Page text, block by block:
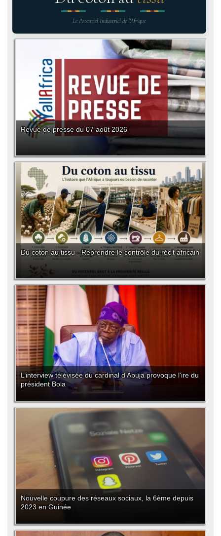
Le Potentiel Industriel de l'Afrique
Revue de presse du 07 août 2026
Du coton au tissu - Reprendre le contrôle du récit africain
L’interview télévisée du cardinal d'Abuja provoque l'ire du
président Bola
Nouvelle coupure des réseaux sociaux, la 6ème depuis
2023 en Guinée